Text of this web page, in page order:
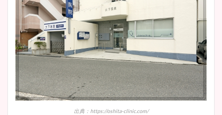
出典：https://oshita-clinic.com/